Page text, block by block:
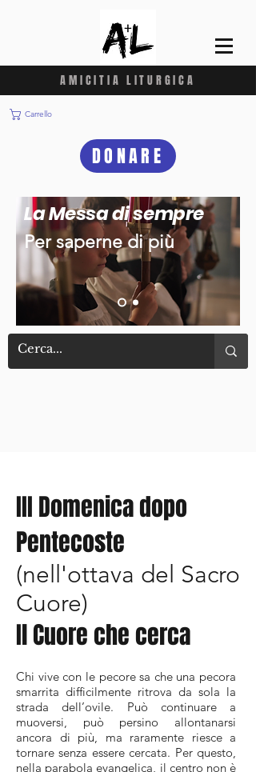
AMICITIA LITURGICA
Carrello
DONARE
La Messa di sempre
Per saperne di più
III Domenica dopo
Pentecoste
(nell'ottava del Sacro
Cuore)
Il Cuore che cerca
Chi vive con le pecore sa che una pecora
smarrita difficilmente ritrova da sola la
strada dell’ovile. Può continuare a
muoversi, può persino allontanarsi
ancora di più, ma raramente riesce a
tornare senza essere cercata. Per questo,
nella parabola evangelica, il centro non è